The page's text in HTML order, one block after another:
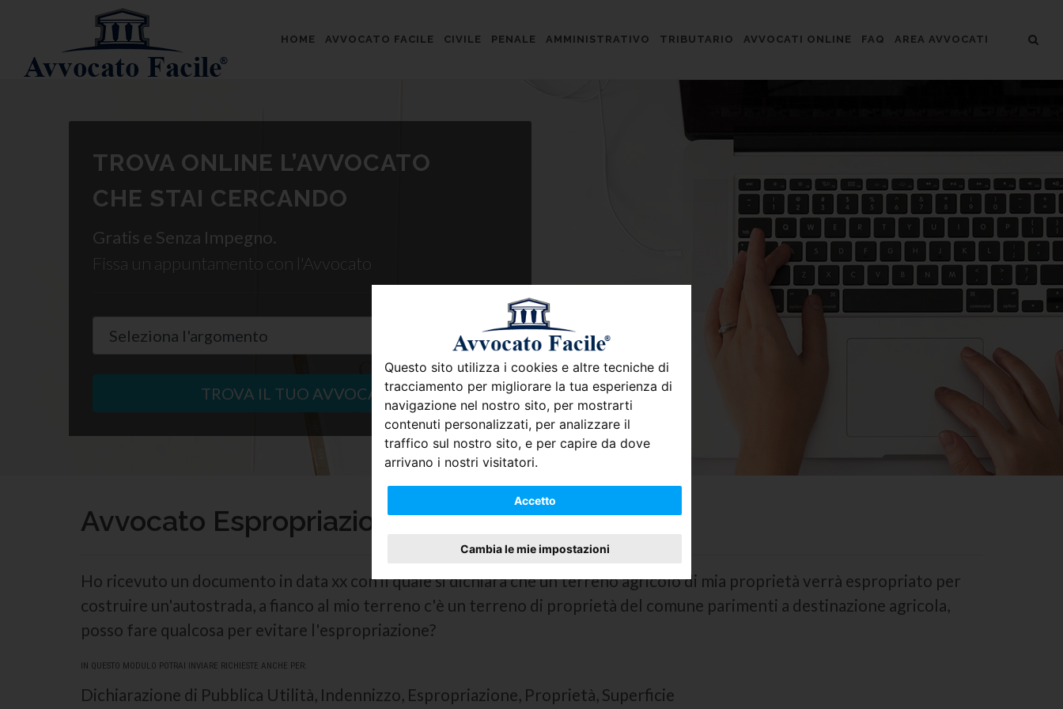
Questo sito utilizza i cookies e altre tecniche di
tracciamento per migliorare la tua esperienza di
navigazione nel nostro sito, per mostrarti
contenuti personalizzati, per analizzare il
traffico sul nostro sito, e per capire da dove
arrivano i nostri visitatori.
Accetto
Cambia le mie impostazioni
HOME AVVOCATO FACILE CIVILE PENALE AMMINISTRATIVO TRIBUTARIO AVVOCATI ONLINE FAQ AREA AVVOCATI
TROVA ONLINE L’AVVOCATO
CHE STAI CERCANDO
Gratis e Senza Impegno.
Fissa un appuntamento con l'Avvocato
TROVA IL TUO AVVOCATO
Avvocato Espropriazione Terreno o Beni
Ho ricevuto un documento in data xx con il quale si dichiara che un terreno agricolo di mia proprietà verrà espropriato per
costruire un'autostrada, a fianco al mio terreno c'è un terreno di proprietà del comune parimenti a destinazione agricola,
posso fare qualcosa per evitare l'espropriazione?
IN QUESTO MODULO POTRAI INVIARE RICHIESTE ANCHE PER:
Dichiarazione di Pubblica Utilità, Indennizzo, Espropriazione, Proprietà, Superficie